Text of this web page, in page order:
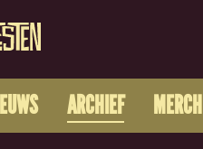
ARCHIEF MERCH